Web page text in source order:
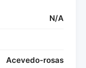
N/A
Acevedo-rosas